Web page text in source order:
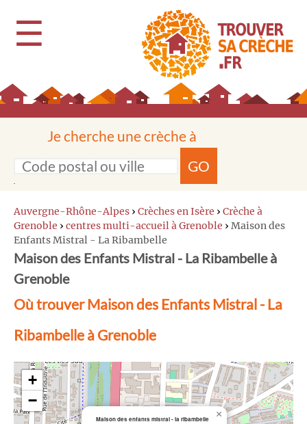
☰
Je cherche une crèche à
GO
Auvergne-Rhône-Alpes › Crèches en Isère › Crèche à
Grenoble › centres multi-accueil à Grenoble › Maison des
Enfants Mistral - La Ribambelle
Maison des Enfants Mistral - La Ribambelle à
Grenoble
Où trouver Maison des Enfants Mistral - La
Ribambelle à Grenoble
Maison des enfants mistral - la ribambelle ×
+
−